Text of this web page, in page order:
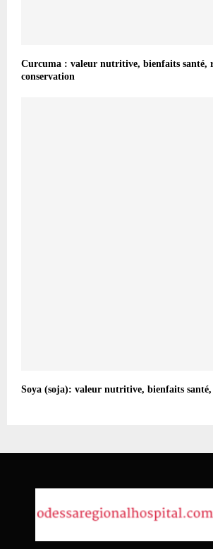
Curcuma : valeur nutritive, bienfaits santé,
conservation
Soya (soja): valeur nutritive, bienfaits santé,